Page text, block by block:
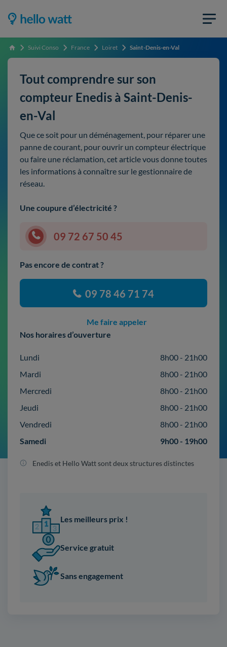
Accueil Suivi Conso France Loiret Saint-Denis-en-Val
Tout comprendre sur son
compteur Enedis à Saint-Denis-
en-Val
Que ce soit pour un déménagement, pour réparer une
panne de courant, pour ouvrir un compteur électrique
ou faire une réclamation, cet article vous donne toutes
les informations à connaître sur le gestionnaire de
réseau.
Une coupure d’électricité ?
09 72 67 50 45
Pas encore de contrat ?
09 78 46 71 74
Me faire appeler
Nos horaires d’ouverture
Lundi
8h00 - 21h00
Mardi
8h00 - 21h00
Mercredi
8h00 - 21h00
Jeudi
8h00 - 21h00
Vendredi
8h00 - 21h00
Samedi
9h00 - 19h00
Enedis et Hello Watt sont deux structures distinctes
Les meilleurs prix !
Service gratuit
Sans engagement